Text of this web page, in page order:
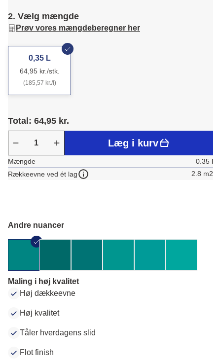
2. Vælg mængde
Prøv vores mængdeberegner her
0,35 L
64,95 kr./stk.
(185,57 kr./l)
Total: 64,95 kr.
Læg i kurv
Mængde
0.35 l
Rækkeevne ved ét lag
2.8 m2
Andre nuancer
Maling i høj kvalitet
Høj dækkeevne
Høj kvalitet
Tåler hverdagens slid
Flot finish